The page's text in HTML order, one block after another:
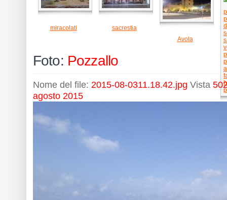
miracolati
sacrestia
Avola
Foto: Pozzallo
Nome del file: 2015-08-0311.18.42.jpg Vista
agosto 2015